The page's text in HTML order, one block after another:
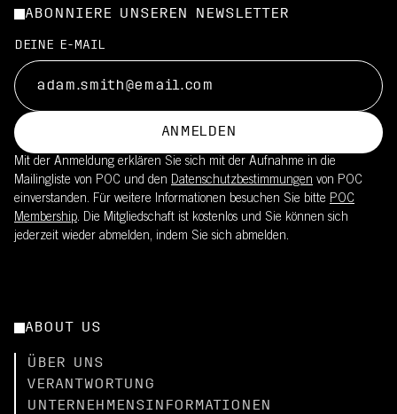
ABONNIERE UNSEREN NEWSLETTER
DEINE E-MAIL
ANMELDEN
Mit der Anmeldung erklären Sie sich mit der Aufnahme in die
Mailingliste von POC und den Datenschutzbestimmungen von POC
einverstanden. Für weitere Informationen besuchen Sie bitte POC
Membership. Die Mitgliedschaft ist kostenlos und Sie können sich
jederzeit wieder abmelden, indem Sie sich abmelden.
ABOUT US
ÜBER UNS
VERANTWORTUNG
UNTERNEHMENSINFORMATIONEN